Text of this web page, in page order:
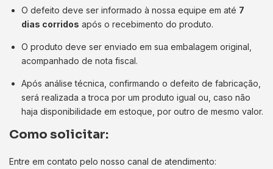
O defeito deve ser informado à nossa equipe em até 7
dias corridos após o recebimento do produto.
O produto deve ser enviado em sua embalagem original,
acompanhado de nota fiscal.
Após análise técnica, confirmando o defeito de fabricação,
será realizada a troca por um produto igual ou, caso não
haja disponibilidade em estoque, por outro de mesmo valor.
Como solicitar:
Entre em contato pelo nosso canal de atendimento: